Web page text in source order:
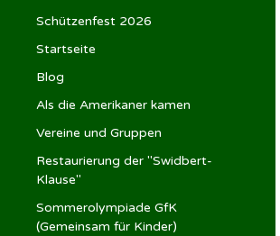
Schützenfest 2026
Startseite
Blog
Als die Amerikaner kamen
Vereine und Gruppen
Restaurierung der "Swidbert-
Klause"
Sommerolympiade GfK
(Gemeinsam für Kinder)